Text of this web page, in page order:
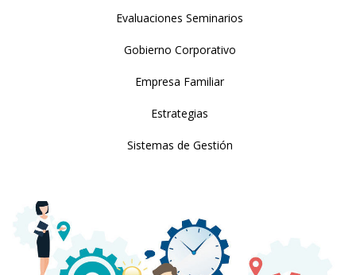
Evaluaciones Seminarios
Gobierno Corporativo
Empresa Familiar
Estrategias
Sistemas de Gestión